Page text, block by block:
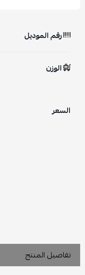
رقم الموديل
الوزن
السعر
تفاصيل المنتج